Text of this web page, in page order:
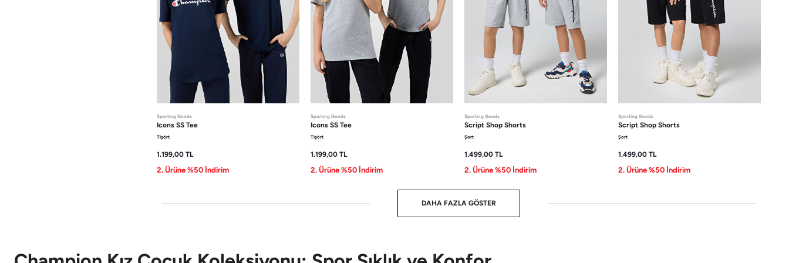
Sporting Goods
Icons SS Tee
Tişört
1.199,00 TL
2. Ürüne %50 İndirim
Sporting Goods
Icons SS Tee
Tişört
1.199,00 TL
2. Ürüne %50 İndirim
Sporting Goods
Script Shop Shorts
Şort
1.499,00 TL
2. Ürüne %50 İndirim
Sporting Goods
Script Shop Shorts
Şort
1.499,00 TL
2. Ürüne %50 İndirim
DAHA FAZLA GÖSTER